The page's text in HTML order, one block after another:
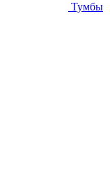
Тумбы